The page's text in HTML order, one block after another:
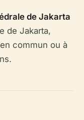
de Jakarta
de Jakarta,
commun ou à